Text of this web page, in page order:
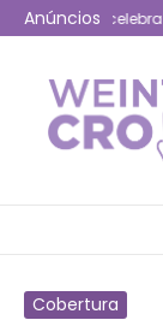
Ir para o conteúdo
Anúncios
Lagum celebra
Cobertura